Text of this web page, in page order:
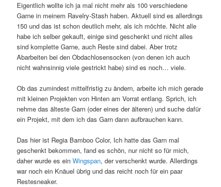
Eigentlich wollte ich ja mal nicht mehr als 100 verschiedene
Garne in meinem Ravelry-Stash haben. Aktuell sind es allerdings
150 und das ist schon deutlich mehr, als ich möchte. Nicht alle
habe ich selber gekauft, einige sind geschenkt und nicht alles
sind komplette Garne, auch Reste sind dabei. Aber trotz
Abarbeiten bei den Obdachlosensocken (von denen ich auch
nicht wahnsinnig viele gestrickt habe) sind es noch… viele.
Ob das zumindest mittelfristig zu ändern, arbeite ich mich gerade
mit kleinen Projekten von Hinten am Vorrat entlang. Sprich, ich
nehme das älteste Garn (oder eines der älteren) und suche dafür
ein Projekt, mit dem ich das Garn dann aufbrauchen kann.
Das hier ist Regia Bamboo Color, Ich hatte das Garn mal
geschenkt bekommen, fand es schön, nur nicht so für mich,
daher wurde es einWingspan, der verschenkt wurde. Allerdings
war noch ein Knäuel übrig und das reicht noch für ein paar
Restesneaker.